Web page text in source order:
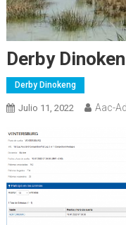
Derby
Derby Dinokeng
Julio 11, 2022 Aac-